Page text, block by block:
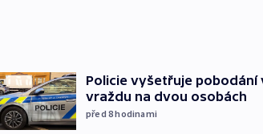
Policie vyšetřuje pobodání
vraždu na dvou osobách
před 8hodinami